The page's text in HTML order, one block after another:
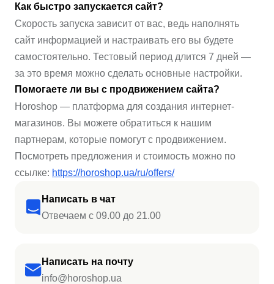
Написать в чат
Отвечаем с 09.00 до 21.00
Написать на почту
info@horoshop.ua
Как быстро запускается сайт?
Скорость запуска зависит от вас, ведь наполнять
сайт информацией и настраивать его вы будете
самостоятельно. Тестовый период длится 7 дней —
за это время можно сделать основные настройки.
Помогаете ли вы с продвижением сайта?
Horoshop — платформа для создания интернет-
магазинов. Вы можете обратиться к нашим
партнерам, которые помогут с продвижением.
Посмотреть предложения и стоимость можно по
ссылке: https://horoshop.ua/ru/offers/